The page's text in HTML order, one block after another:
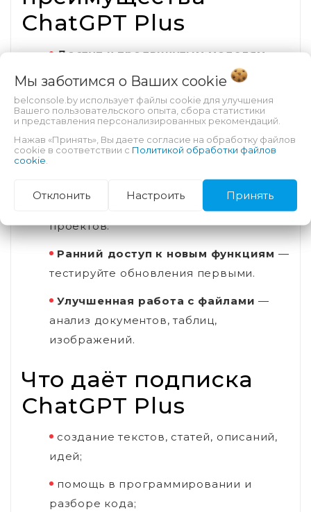
ChatGPT Plus
Доступ к продвинутым моделям—
улучшенная логика, точность и
Высокая скорость ответа—
работает быстро даже при высокой
— больше
запросов для работы, учёбы и
проектов.
Ранний доступ к новым функциям —
тестируйте обновления первыми.
Улучшенная работа с файлами —
анализ документов, таблиц,
изображений.
Что даёт подписка
ChatGPT Plus
создание текстов, статей, описаний,
идей;
помощь в программировании и
разборе кода;
Мы заботимся о Ваших cookie
belconsole.by использует файлы cookie для улучшения
Вашего пользовательского опыта, сбора статистики
и представления персонализированных рекомендаций.
Нажав «Принять», Вы даете согласие на обработку файлов
cookie в соответствии с Политикой обработки файлов
cookie
Отклонить Настроить Принять